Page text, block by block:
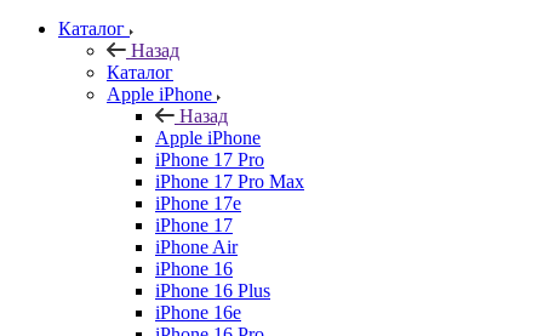
Каталог
Назад
Каталог
Apple iPhone
Назад
Apple iPhone
iPhone 17 Pro
iPhone 17 Pro Max
iPhone 17e
iPhone 17
iPhone Air
iPhone 16
iPhone 16 Plus
iPhone 16e